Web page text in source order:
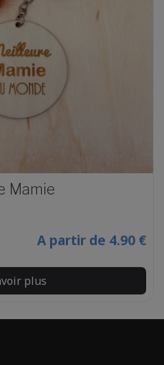
Mamie
A partir de 4.90 €
plus